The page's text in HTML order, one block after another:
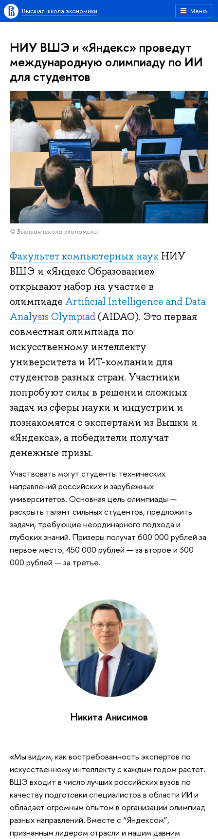
Меню
Высшая школа экономики
НИУ ВШЭ и «Яндекс» проведут
международную олимпиаду по ИИ
для студентов
© Высшая школа экономики
Факультет компьютерных наук НИУ
ВШЭ и «Яндекс Образование»
открывают набор на участие в
олимпиаде Artificial Intelligence and Data
Analysis Olympiad(AIDAO). Это первая
совместная олимпиада по
искусственному интеллекту
университета и ИТ-компании для
студентов разных стран. Участники
попробуют силы в решении сложных
задач из сферы науки и индустрии и
познакомятся с экспертами из Вышки и
«Яндекса», а победители получат
денежные призы.
Участвовать могут студенты технических
направлений российских и зарубежных
университетов. Основная цель олимпиады —
раскрыть талант сильных студентов, предложить
задачи, требующие неординарного подхода и
глубоких знаний. Призеры получат 600 000 рублей за
первое место, 450 000 рублей — за второе и 300
000 рублей — за третье.
Никита Анисимов
«Мы видим, как востребованность экспертов по
искусственному интеллекту с каждым годом растет.
ВШЭ входит в число лучших российских вузов по
качеству подготовки специалистов в области ИИ и
обладает огромным опытом в организации олимпиад
разных направлений. Вместе с “Яндексом”,
признанным лидером отрасли и нашим давним